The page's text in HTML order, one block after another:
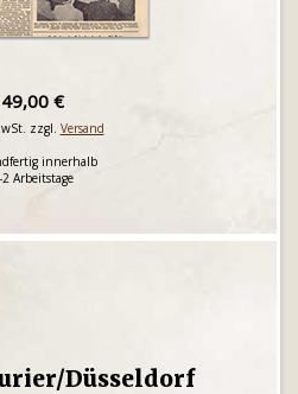
49,00 €
zzgl. Versand
innerhalb
2 Arbeitstage
Düsseldorf